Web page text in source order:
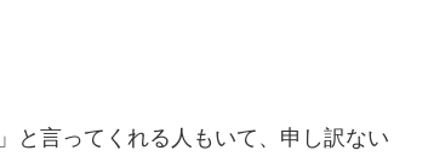
と言ってくれる人もいて、申し訳ない